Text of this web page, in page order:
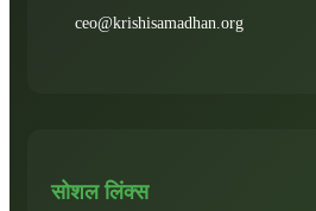
ceo@krishisamadhan.org
सोशल लिंक्स